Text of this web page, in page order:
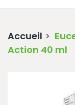
Accueil
Action 40 ml